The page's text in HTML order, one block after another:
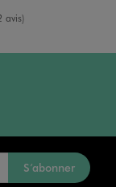
avis)
S’abonner